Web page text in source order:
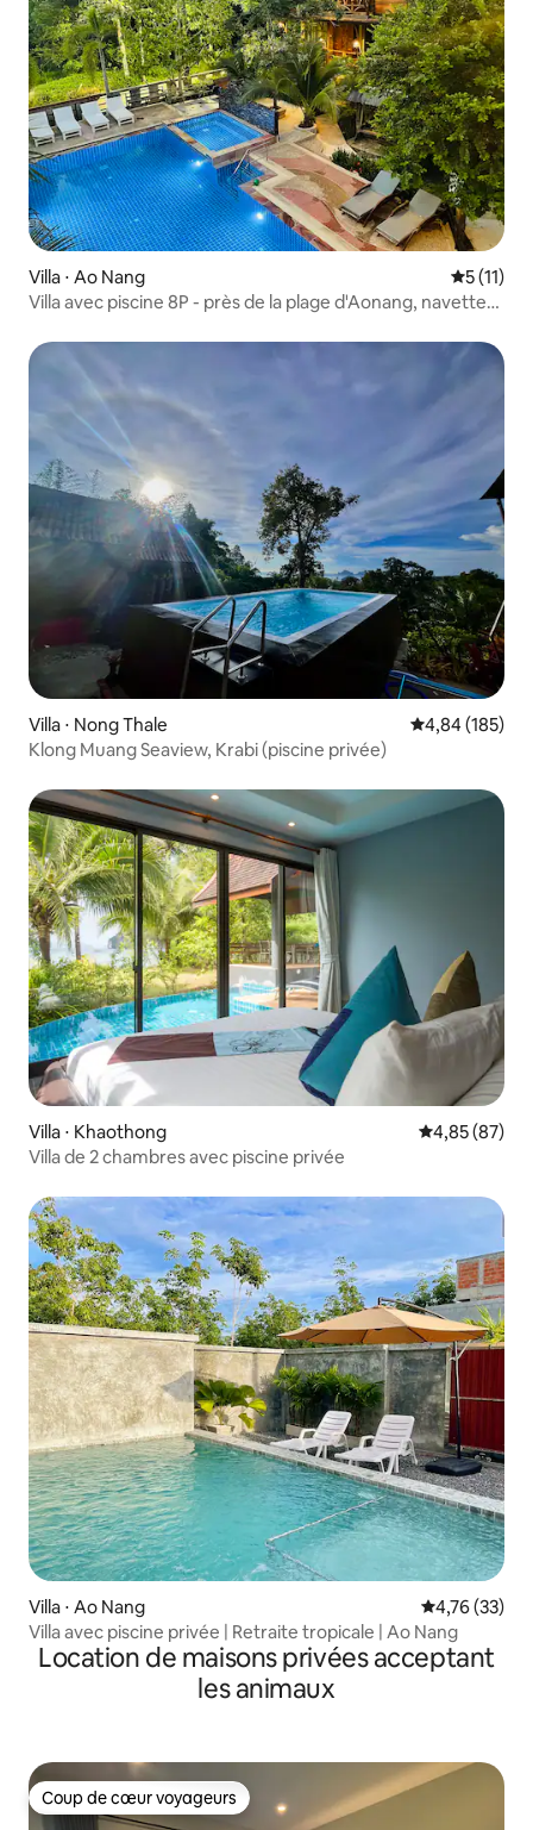
Villa ⋅ Ao Nang
5 (11)
Villa avec piscine 8P - près de la plage d'Aonang, navette
Villa ⋅ Nong Thale Évaluation
4,84 (185)
Klong Muang Seaview, Krabi (piscine privée)
Villa ⋅ Khaothong Évaluation
4,85 (87)
Villa de 2 chambres avec piscine privée
Villa ⋅ Ao Nang Évaluation
4,76 (33)
Villa avec piscine privée | Retraite tropicale | Ao Nang
Location de maisons privées acceptant
les animaux
Coup de cœur voyageurs
Coup de cœur voyageurs